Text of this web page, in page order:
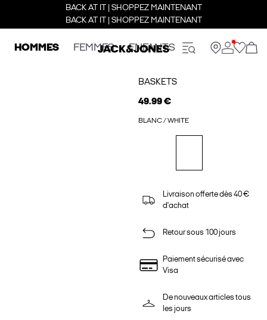
BACK AT IT | SHOPPEZ MAINTENANT
BACK AT IT | SHOPPEZ MAINTENANT
HOMMES FEMMES ENFANTS
BASKETS
49.99 €
BLANC / WHITE
Livraison offerte dès 40 €
d'achat
Retour sous 100 jours
Paiement sécurisé avec
Visa
De nouveaux articles tous
les jours